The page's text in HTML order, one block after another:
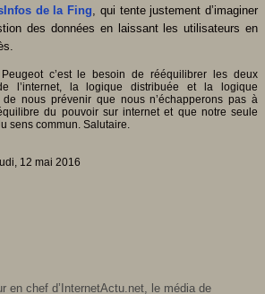
de la Fing , qui tente justement d’imaginer
des données en laissant les utilisateurs en
c’est le besoin de rééquilibrer les deux
l’internet, la logique distribuée et la logique
nous prévenir que nous n’échapperons pas à
du pouvoir sur internet et que notre seule
sens commun. Salutaire.
12 mai 2016
en chef d’ InternetActu.net , le média de